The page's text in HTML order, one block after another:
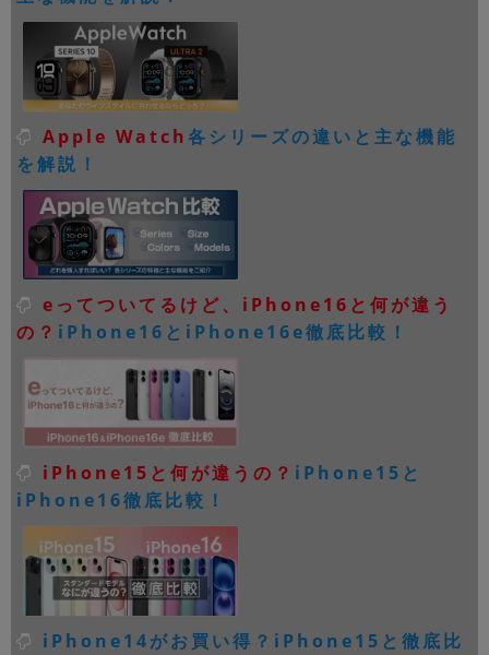
Apple Watch各シリーズの違いと主な機能
を解説！
eってついてるけど、iPhone16と何が違う
の？ iPhone16とiPhone16e徹底比較！
iPhone15と何が違うの？ iPhone15と
iPhone16徹底比較！
iPhone14がお買い得？iPhone15と徹底比